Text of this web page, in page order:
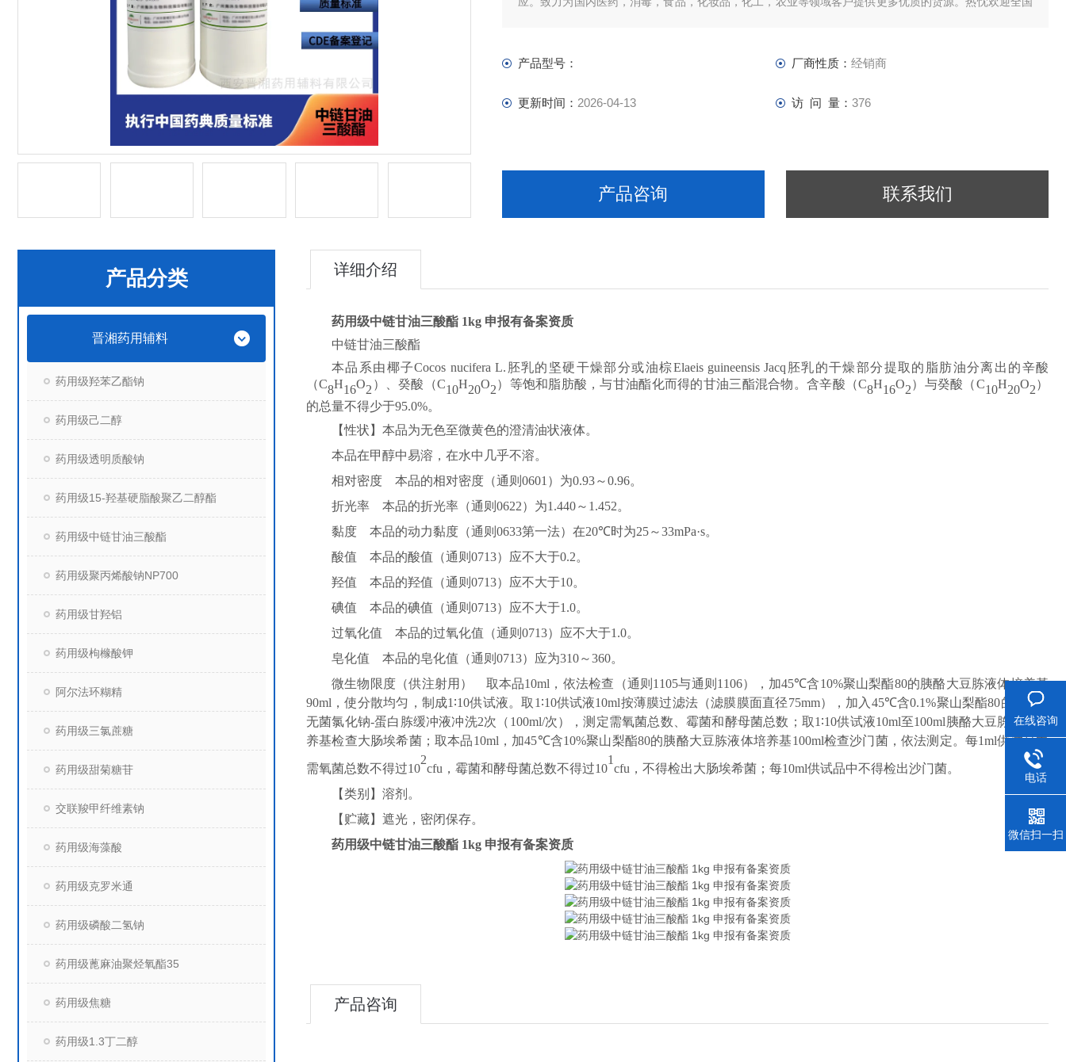
产品型号： 厂商性质： 经销商
更新时间： 2026-04-13 访 问 量： 376
产品咨询 联系我们
产品分类
晋湘药用辅料
药用级羟苯乙酯钠
药用级己二醇
药用级透明质酸钠
药用级15-羟基硬脂酸聚乙二醇酯
药用级中链甘油三酸酯
药用级聚丙烯酸钠NP700
药用级甘羟铝
药用级枸橼酸钾
阿尔法环糊精
药用级三氯蔗糖
药用级甜菊糖苷
交联羧甲纤维素钠
药用级海藻酸
药用级克罗米通
药用级磷酸二氢钠
药用级蓖麻油聚烃氧酯35
药用级焦糖
药用级1.3丁二醇
详细介绍
药用级中链甘油三酸酯 1kg 申报有备案资质
中链甘油三酸酯
本品系由椰子Cocos nucifera L. 胚乳的坚硬干燥部分或油棕Elaeis guineensisJacq 胚乳的干燥部分提取的脂肪油分离出的辛酸
（C8H16O2 ）、癸酸（C10H20O2）等饱和脂肪酸，与甘油酯化而得的甘油三酯混合物。含辛酸（C8H16O2）与癸酸（C10H20O2）
的总量不得少于95.0%。
【性状】本品为无色至微黄色的澄清油状液体。
本品在甲醇中易溶，在水中几乎不溶。
相对密度 本品的相对密度（通则 0601 ）为0.93～0.96。
折光率 本品的折光率（通则 0622）为1.440～ 1.452。
黏度 本品的动力黏度（通则 0633第一法）在20℃时为25～33mPa·s。
酸值 本品的酸值（通则 0713）应不大于0.2。
羟值 本品的羟值（通则 0713）应不大于10。
碘值 本品的碘值（通则 0713）应不大于1.0。
过氧化值 本品的过氧化值（通则 0713）应不大于1.0。
皂化值 本品的皂化值（通则 0713）应为310～360。
微生物限度（供注射用） 取本品10ml ，依法检查（通则 1105与通则 1106），加45℃含10%聚山梨酯80的胰酪大豆胨液体培养基
90ml ，使分散均匀，制成1∶10供试液。取 1∶10供试液10ml按薄膜过滤法（滤膜膜面直径75mm），加入 45℃含0.1%聚山梨酯80的
pH 7.0
无菌氯化钠-蛋白胨缓冲液冲洗2次（ 100ml/次），测定需氧菌总数、霉菌和酵母菌总数；取1∶10供试液10ml至100ml 胰酪大豆胨液体培
养基检查大肠埃希菌；取本品10ml ，加45℃含10%聚山梨酯80的胰酪大豆胨液体培养基100ml检查沙门菌，依法测定。每1ml供试品中
需氧菌总数不得过10
2
cfu ，霉菌和酵母菌总数不得过10
1
cfu ，不得检出大肠埃希菌；每10ml供试品中不得检出沙门菌。
【类别】溶剂。
【贮藏】遮光，密闭保存。
药用级中链甘油三酸酯 1kg 申报有备案资质
产品咨询
在线咨询
电话
微信扫一扫